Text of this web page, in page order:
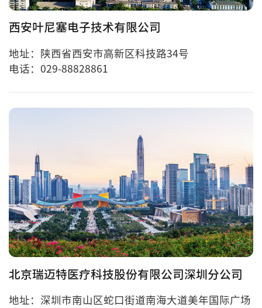
西安叶尼塞电子技术有限公司
地址：陕西省西安市高新区科技路34号
电话：029-88828861
北京瑞迈特医疗科技股份有限公司深圳分公司
地址：深圳市南山区蛇口街道南海大道美年国际广场